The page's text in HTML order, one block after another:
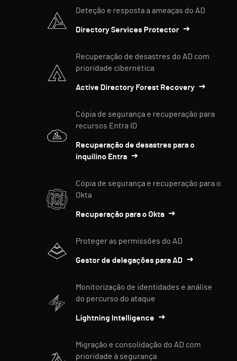
Deteção e resposta a ameaças do AD
Directory Services Protector
Recuperação de desastres do AD com
prioridade cibernética
Active Directory Forest Recovery
Cópia de segurança e recuperação para
recursos Entra ID
Recuperação de desastres para o
inquilino Entra
Cópia de segurança e recuperação para o
Okta
Recuperação para o Okta
Proteger as permissões do AD
Gestor de delegações para AD
Monitorização de identidades e análise
do percurso do ataque
Lightning Intelligence
Migração e consolidação do AD com
prioridade à segurança